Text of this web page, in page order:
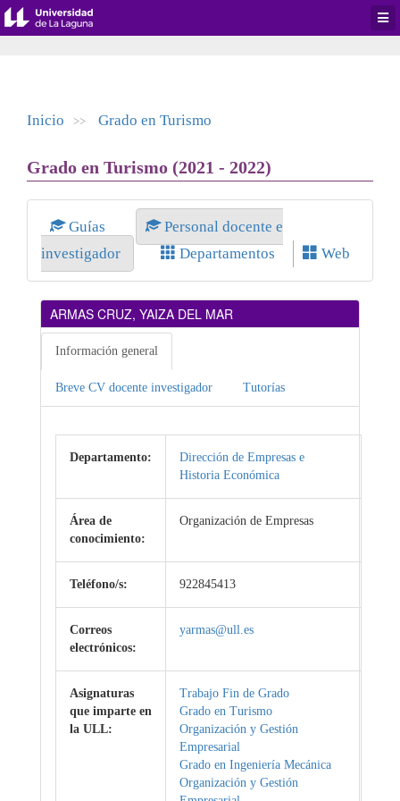
Inicio >> Grado en Turismo
Grado en Turismo (2021 - 2022)
Guías
Personal docente e
investigador
Departamentos Web
ARMAS CRUZ, YAIZA DEL MAR
Información general
Breve CV docente investigador Tutorías
Departamento:
Dirección de Empresas e
Historia Económica
Área de
conocimiento:
Organización de Empresas
Teléfono/s: 922845413
Correos
electrónicos:
yarmas@ull.es
Asignaturas
que imparte en
la ULL:
Trabajo Fin de Grado
Grado en Turismo
Organización y Gestión
Empresarial
Grado en Ingeniería Mecánica
Organización y Gestión